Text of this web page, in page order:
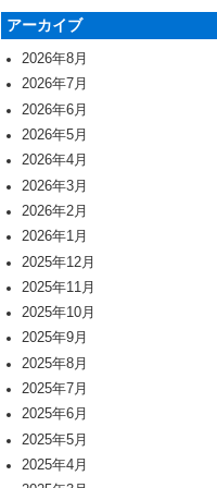
アーカイブ
2026年8月
2026年7月
2026年6月
2026年5月
2026年4月
2026年3月
2026年2月
2026年1月
2025年12月
2025年11月
2025年10月
2025年9月
2025年8月
2025年7月
2025年6月
2025年5月
2025年4月